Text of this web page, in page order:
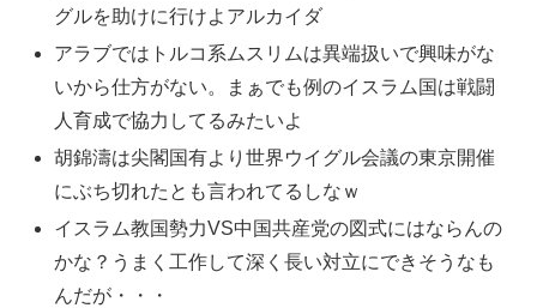
グルを助けに行けよアルカイダ
アラブではトルコ系ムスリムは異端扱いで興味がな
いから仕方がない。まぁでも例のイスラム国は戦闘
人育成で協力してるみたいよ
胡錦濤は尖閣国有より世界ウイグル会議の東京開催
にぶち切れたとも言われてるしなｗ
イスラム教国勢力VS中国共産党の図式にはならんの
かな？うまく工作して深く長い対立にできそうなも
んだが・・・